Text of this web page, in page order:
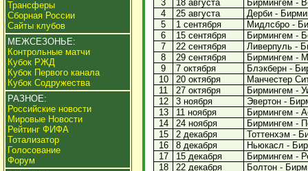
Трансферы
Сборная России
Сайты клубов
МЕЖСЕЗОНЬЕ:
Контрольные матчи
Кубок РЖД
Кубок Первого канала
Кубок Содружества
РАЗНОЕ:
Российские новости
Мировые Новости
Рейтинг ФИФА
Тотализатор
Голосование
Форум
3
18 августа
Бирмингем -
4
25 августа
Дерби -
5
1 сентября
Мидлсбро -
6
15 сентября
Бирмингем -
7
22 сентября
Ливерпуль -
8
29 сентября
Бирмингем -
9
7 октября
Блэкберн -
10
20 октября
Манчестер
11
27 октября
Бирмингем -
12
3 ноября
Эвертон -
13
11 ноября
Бирмингем -
14
24 ноября
Бирмингем -
15
2 декабря
Тоттенхэм -
16
8 декабря
Ньюкасл -
17
15 декабря
Бирмингем -
18
22 декабря
Болтон -